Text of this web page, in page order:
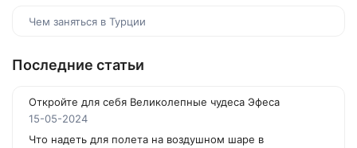
Чем заняться в Турции
Последние статьи
Откройте для себя Великолепные чудеса Эфеса
15-05-2024
Что надеть для полета на воздушном шаре в